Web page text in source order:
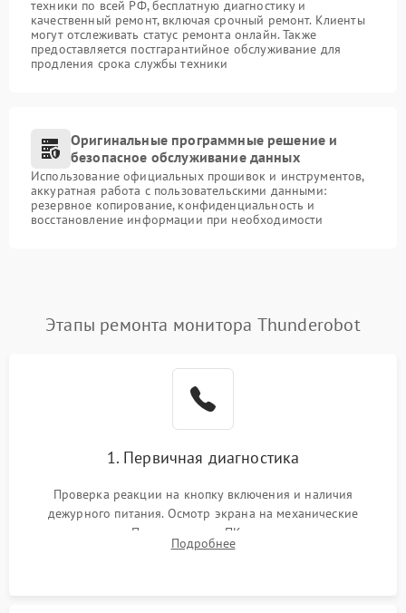
техники по всей РФ, бесплатную диагностику и
качественный ремонт, включая срочный ремонт. Клиенты
могут отслеживать статус ремонта онлайн. Также
предоставляется постгарантийное обслуживание для
продления срока службы техники
Оригинальные программные решение и
безопасное обслуживание данных
Использование официальных прошивок и инструментов,
аккуратная работа с пользовательскими данными:
резервное копирование, конфиденциальность и
восстановление информации при необходимости
Этапы ремонта монитора Thunderobot
1. Первичная диагностика
Проверка реакции на кнопку включения и наличия
дежурного питания. Осмотр экрана на механические
повреждения. Подключение к ПК для оценки вывода
изображения, работы подсветки и выявления артефактов на
Подробнее